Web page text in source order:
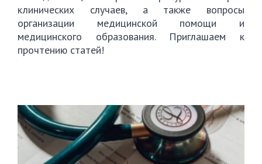
клинических случаев, а также вопросы
организации медицинской помощи и
медицинского образования. Приглашаем к
прочтению статей!